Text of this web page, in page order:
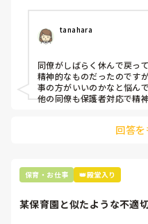
tanahara
同僚がしばらく休んで戻っ
精神的なものだったのです
事の方がいいのかなと悩ん
他の同僚も保護者対応で精
であれば別の仕事などでリ
回答
保育・お仕事 👑殿堂入り
某保育園と似たような不適